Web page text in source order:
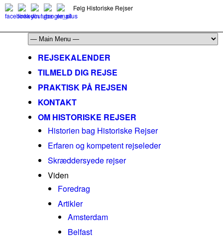
Følg Historiske Rejser
REJSEKALENDER
TILMELD DIG REJSE
PRAKTISK PÅ REJSEN
KONTAKT
OM HISTORISKE REJSER
Historien bag Historiske Rejser
Erfaren og kompetent rejseleder
Skræddersyede rejser
Viden
Foredrag
Artikler
Amsterdam
Belfast